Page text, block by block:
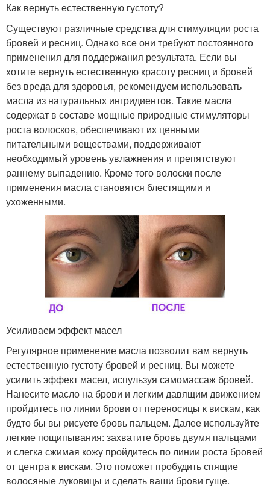
Как вернуть естественную густоту?
Существуют различные средства для стимуляции роста
бровей и ресниц. Однако все они требуют постоянного
применения для поддержания результата. Если вы
хотите вернуть естественную красоту ресниц и бровей
без вреда для здоровья, рекомендуем использовать
масла из натуральных ингридиентов. Такие масла
содержат в составе мощные природные стимуляторы
роста волосков, обеспечивают их ценными
питательными веществами, поддерживают
необходимый уровень увлажнения и препятствуют
раннему выпадению. Кроме того волоски после
применения масла становятся блестящими и
ухоженными.
Усиливаем эффект масел
Регулярное применение масла позволит вам вернуть
естественную густоту бровей и ресниц. Вы можете
усилить эффект масел, испульзуя самомассаж бровей.
Нанесите масло на брови и легким давящим движением
пройдитесь по линии брови от переносицы к вискам, как
будто бы вы рисуете бровь пальцем. Далее используйте
легкие пощипывания: захватите бровь двумя пальцами
и слегка сжимая кожу пройдитесь по линии роста бровей
от центра к вискам. Это поможет пробудить спящие
волосяные луковицы и сделать ваши брови гуще.